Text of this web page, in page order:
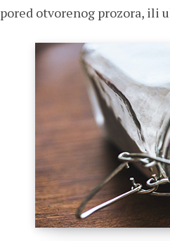
pored otvorenog prozora, ili